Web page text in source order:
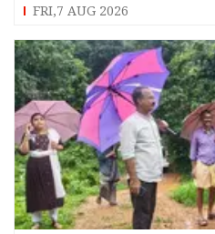
FRI,7 AUG 2026